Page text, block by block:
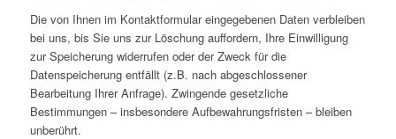
Die von Ihnen im Kontaktformular eingegebenen Daten verbleiben
bei uns, bis Sie uns zur Löschung auffordern, Ihre Einwilligung
zur Speicherung widerrufen oder der Zweck für die
Datenspeicherung entfällt (z.B. nach abgeschlossener
Bearbeitung Ihrer Anfrage). Zwingende gesetzliche
Bestimmungen – insbesondere Aufbewahrungsfristen – bleiben
unberührt.